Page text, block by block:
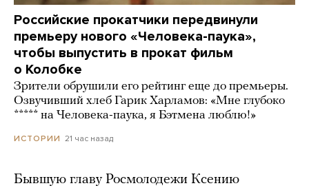
Российские прокатчики передвинули
премьеру нового «Человека-паука»,
чтобы выпустить в прокат фильм
о Колобке
Зрители обрушили его рейтинг еще до премьеры.
Озвучивший хлеб Гарик Харламов: «Мне глубоко
***** на Человека-паука, я Бэтмена люблю!»
ИСТОРИИ 21 час назад
Бывшую главу Росмолодежи Ксению